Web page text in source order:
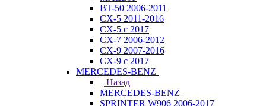
BT-50 2006-2011
CX-5 2011-2016
CX-5 с 2017
CX-7 2006-2012
CX-9 2007-2016
CX-9 с 2017
MERCEDES-BENZ
Назад
MERCEDES-BENZ
SPRINTER W906 2006-2017